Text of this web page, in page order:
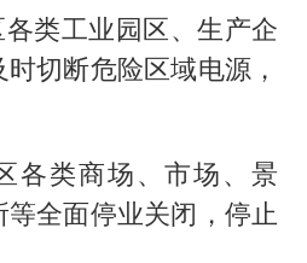
类工业园区、生产企
切断危险区域电源，
各类商场、市场、景
全面停业关闭，停止